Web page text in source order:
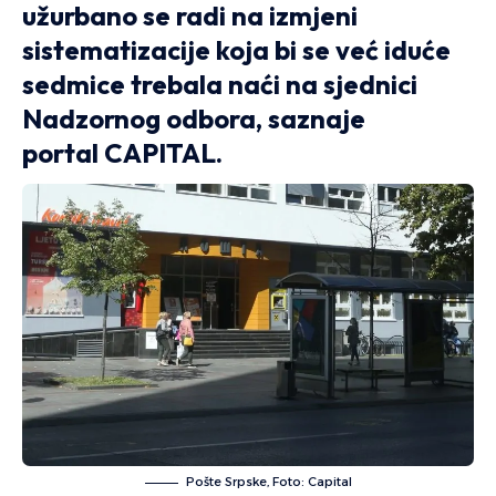
užurbano se radi na izmjeni
sistematizacije koja bi se već iduće
sedmice trebala naći na sjednici
Nadzornog odbora, saznaje
portal CAPITAL.
Pošte Srpske, Foto: Capital